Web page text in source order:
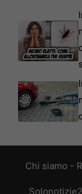
Chi siamo -